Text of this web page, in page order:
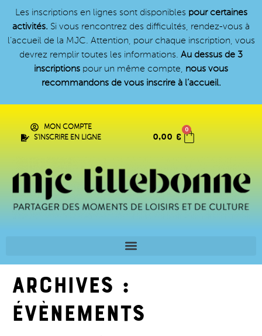
Les inscriptions en lignes sont disponibles pour certaines
activités. Si vous rencontrez des difficultés, rendez-vous à
l’accueil de la MJC. Attention, pour chaque inscription, vous
devrez remplir toutes les informations. Au dessus de 3
inscriptions pour un même compte, nous vous
recommandons de vous inscrire à l’accueil.
MON COMPTE
S'INSCRIRE EN LIGNE
0,00 €
0
Archives :
Évènements